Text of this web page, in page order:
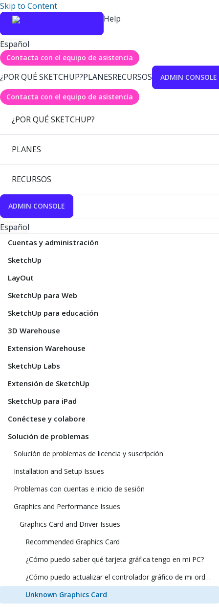
Skip to Content
Help
Español
Contacta con el equipo de asistencia
¿POR QUÉ SKETCHUP?PLANESRECURSOS ADMIN CONSOLE
Contacta con el equipo de asistencia
¿POR QUÉ SKETCHUP?
PLANES
RECURSOS
ADMIN CONSOLE
Español
Cuentas y administración
SketchUp
LayOut
SketchUp para Web
SketchUp para educación
3D Warehouse
Extension Warehouse
SketchUp Labs
Extensión de SketchUp
SketchUp para iPad
Conéctese y colabore
Solución de problemas
Solución de problemas de licencia y suscripción
Installation and Setup Issues
Problemas con cuentas e inicio de sesión
Graphics and Performance Issues
Graphics Card and Driver Issues
Recommended Graphics Card
¿Cómo puedo saber qué tarjeta gráfica tengo en mi PC?
¿Cómo puedo actualizar el controlador gráfico de mi ordenador?
Unknown Graphics Card